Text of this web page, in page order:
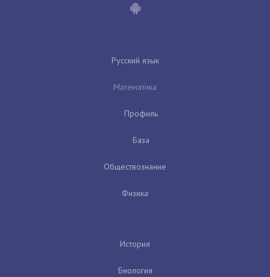
Русский язык
Математика
Профиль
База
Обществознание
Физика
История
Биология